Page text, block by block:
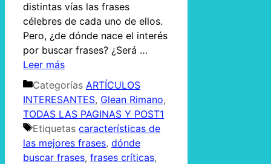
distintas vías las frases
célebres de cada uno de ellos.
Pero, ¿de dónde nace el interés
por buscar frases? ¿Será …
Leer más
Categorías ARTÍCULOS
INTERESANTES, Glean Rimano,
TODAS LAS PAGINAS Y POST1
Etiquetas características de
las mejores frases, dónde
buscar frases, frases críticas,